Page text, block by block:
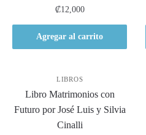
₡12,000
Agregar al carrito
LIBROS
Libro Matrimonios con
Futuro por José Luis y Silvia
Cinalli